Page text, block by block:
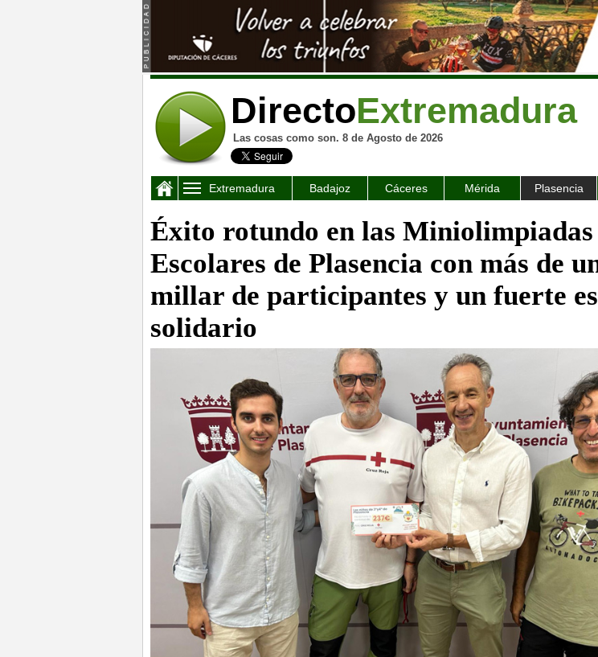
DirectoExtremadura
Las cosas como son. 8 de Agosto de 2026
Extremadura Badajoz Cáceres Mérida Plasencia
Éxito rotundo en las Miniolimpiadas
Escolares de Plasencia con más de
millar de participantes y un fuerte
solidario